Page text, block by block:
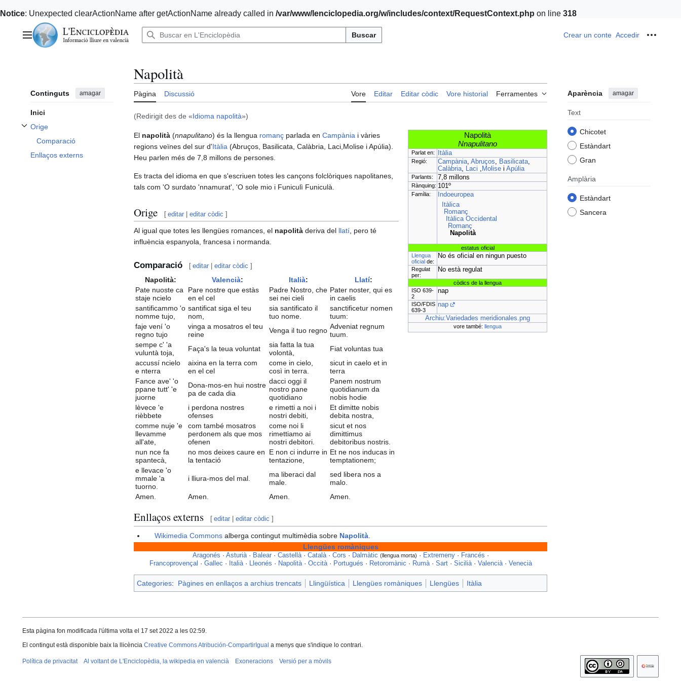
Notice: Unexpected clearActionName after getActionName already called in /var/www/lenciclopedia.org/w/includes/context/RequestContext.php on line 318
contingutMenú principal Buscar Crear un conte Accedir
Continguts amagar
Inici
Orige
Alternar subsecció Orige
Comparació
Enllaços externs
Napolità
Pàgina Discussió Vore Editar Editar còdic Vore historial Ferramentes Aparència amagar
Text
Chicotet
Estàndart
Gran
Amplària
Estàndart
Sancera
(Redirigit des de «Idioma napolità»)
Napolità
Nnapulitano
Parlat en: Itàlia
Regió: Campània, Abruços, Basilicata,
Calàbria, Laci , Molise i Apúlia
Parlants: 7,8 millons
Rànquing: 101º
Família:
Indoeuropea
Itàlica
Romanç
Itàlica Occidental
Romanç
Napolità
estatus oficial
Llengua
oficialde:
No és oficial en ningun puesto
Regulat
per:
No està regulat
còdics de la llengua
ISO 639-
2
nap
ISO/FDIS
639-3
nap
Archiu:Variedades meridionales.png
vore també: llengua
El napolità (nnapulitano) és la llengua romanç parlada en Campània i vàries
regions veïnes del sur d'Itàlia (Abruços, Basilicata, Calàbria, Laci,Molise i Apúlia).
Heu parlen més de 7,8 millons de persones.
Es tracta del idioma en que s'escriuen totes les cançons folclòriques napolitanes,
tals com 'O surdato 'nnamurat', 'O sole mio i Funiculì Funiculà.
Orige [ editar |editar còdic ]
Al igual que totes les llengües romances, el napolità deriva del llatí , pero té
influència espanyola, francesa i normanda.
Comparació [ editar |editar còdic ]
Napolità: Valencià: Italià: Llatí:
Pate nuoste ca
staje ncielo
Pare nostre que estàs
en el cel
Padre Nostro, che
sei nei cieli
Pater noster, qui es
in caelis
santificammo 'o
nomme tujo,
santificat siga el teu
nom,
sia santificato il
tuo nome.
sanctificetur nomen
tuum:
faje vení 'o
regno tujo
vinga a mosatros el teu
reine
Venga il tuo regno Adveniat regnum
tuum.
sempe c' 'a
vuluntà toja,
Faça's la teua voluntat
sia fatta la tua
volontà,
Fiat voluntas tua
accussí ncielo
e nterra
aixina en la terra com
en el cel
come in cielo,
così in terra.
sicut in caelo et in
terra
Fance ave' 'o
ppane tutt' 'e
juorne
Dona-mos-en hui nostre
pa de cada dia
dacci oggi il
nostro pane
quotidiano
Panem nostrum
quotidianum da
nobis hodie
lèvece 'e
rièbbete
i perdona nostres
ofenses
e rimetti a noi i
nostri debiti,
Et dimitte nobis
debita nostra,
comme nuje 'e
llevamme
all'ate,
com també mosatros
perdonem als que mos
ofenen
come noi li
rimettiamo ai
nostri debitori.
sicut et nos
dimittimus
debitoribus nostris.
nun nce fa
spantecà,
no mos deixes caure en
la tentació
E non ci indurre in
tentazione,
Et ne nos inducas in
temptationem;
e llevace 'o
mmale 'a
tuorno.
i lliura-mos del mal.
ma liberaci dal
male.
sed libera nos a
malo.
Amen.
Amen. Amen. Amen.
Enllaços externs [ editar |editar còdic ]
Wikimedia Commons alberga contingut multimèdia sobre Napolità
Llengües romàniques
Aragonés · Asturià· Balear· Castellà· Català· Cors · Dalmàtic (llengua morta) · Extremeny· Francés ·
Francoprovençal · Gallec · Italià· Lleonés · Napolità· Occità· Portugués · Retoromànic · Rumà· Sart· Sicilià· Valencià· Venecià
Categories: Pàgines en enllaços a archius trencats Llingüística Llengües romàniques Llengües Itàlia
Esta pàgina fon modificada l'última volta el 17 set 2022 a les 02:59.
El contingut està disponible baix la llicència Creative Commons Atribución-CompartirIgual a menys que s'indique lo contrari.
Política de privacitat Al voltant de L'Enciclopèdia, la wikipedia en valencià Exoneracions Versió per a mòvils